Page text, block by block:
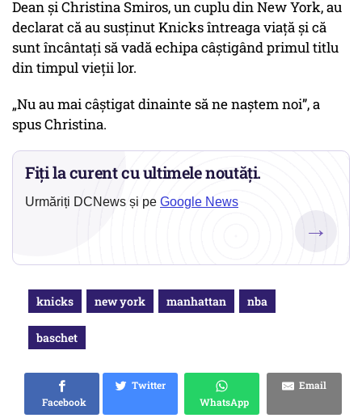
Dean și Christina Smiros, un cuplu din New York, au
declarat că au susținut Knicks întreaga viață și că
sunt încântați să vadă echipa câștigând primul titlu
din timpul vieții lor.
„Nu au mai câștigat dinainte să ne naștem noi”, a
spus Christina.
Fiți la curent cu ultimele noutăți.
Urmăriți DCNews și pe Google News
→
knicks new york manhattan nba
baschet
Facebook
Twitter
WhatsApp
Email